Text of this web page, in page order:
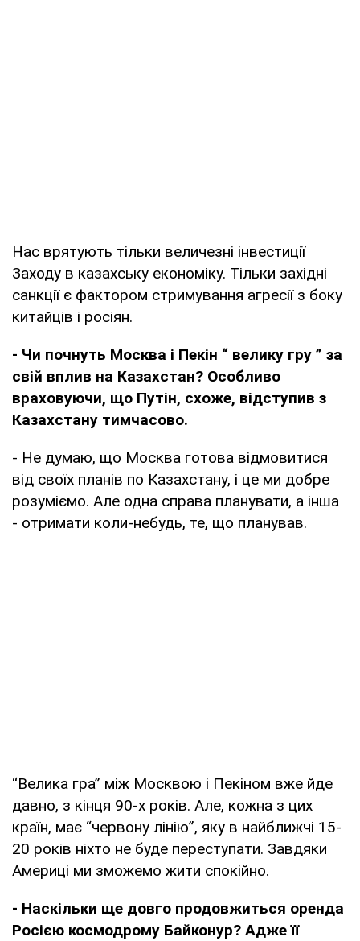
Нас врятують тільки величезні інвестиції
Заходу в казахську економіку. Тільки західні
санкції є фактором стримування агресії з боку
китайців і росіян.
- Чи почнуть Москва і Пекін “ велику гру ” за
свій вплив на Казахстан? Особливо
враховуючи, що Путін, схоже, відступив з
Казахстану тимчасово.
- Не думаю, що Москва готова відмовитися
від своїх планів по Казахстану, і це ми добре
розуміємо. Але одна справа планувати, а інша
- отримати коли-небудь, те, що планував.
“Велика гра” між Москвою і Пекіном вже йде
давно, з кінця 90-х років. Але, кожна з цих
країн, має “червону лінію”, яку в найближчі 15-
20 років ніхто не буде переступати. Завдяки
Америці ми зможемо жити спокійно.
- Наскільки ще довго продовжиться оренда
Росією космодрому Байконур? Адже її